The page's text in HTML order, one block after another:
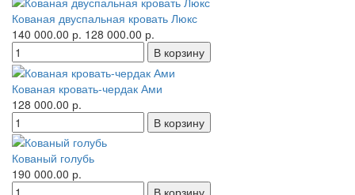
Кованая двуспальная кровать Люкс
140 000.00 р. 128 000.00 р.
Кованая кровать-чердак Ами
128 000.00 р.
Кованый голубь
190 000.00 р.